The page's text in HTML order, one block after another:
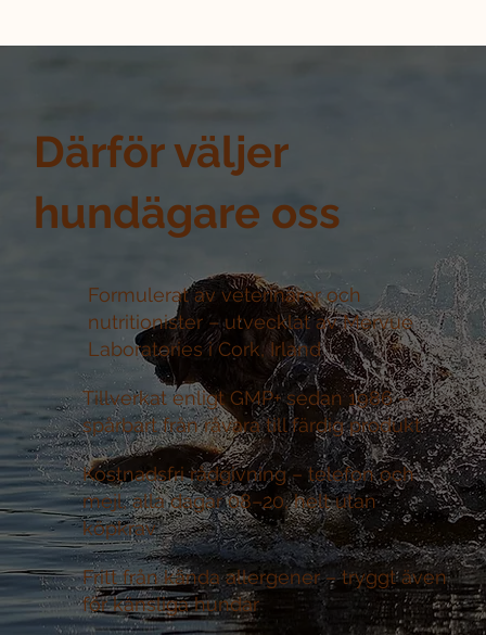
Därför väljer
hundägare oss
Formulerat av veterinärer och
nutritionister –utvecklat av Mervue
Laboratories i Cork, Irland
Tillverkat enligt GMP+ sedan 1986 –
spårbart från råvara till färdig produkt
Kostnadsfri rådgivning –telefon och
mejl, alla dagar 08–20, helt utan
köpkrav
Fritt från kända allergener –tryggt även
för känsliga hundar